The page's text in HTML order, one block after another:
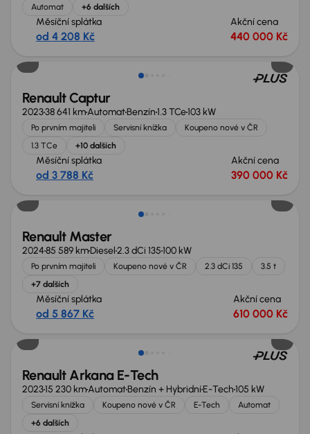
Automat
+6 dalších
Měsíční splátka
od 4 208 Kč
Akční cena
440 000 Kč
Nově v nabídce
Renault Captur
202338 641 kmAutomatBenzín1.3 TCe103 kW
Po prvním majiteli Servisní knížka
Koupeno nové v ČR
1.3 TCe
+10 dalších
Měsíční splátka
od 3 788 Kč
Akční cena
390 000 Kč
Nově v nabídce
Renault Master
202485 589 kmDiesel2.3 dCi 135100 kW
Po prvním majiteli Koupeno nové v ČR 2.3 dCi 135
3.5 t
+7 dalších
Měsíční splátka
od 5 867 Kč
Akční cena
610 000 Kč
Nově v nabídce
Renault Arkana E-Tech
202315 230 kmAutomatBenzín + HybridníE-Tech105 kW
Servisní knížka Koupeno nové v ČR E-Tech
Automat
+6 dalších